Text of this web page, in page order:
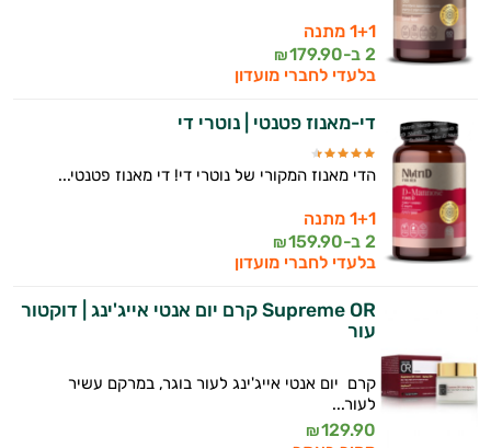
1+1 מתנה
2 ב-
179.90
₪
בלעדי לחברי מועדון
די-מאנוז פטנטי | נוטרי די
הדי מאנוז המקורי של נוטרי די! די מאנוז פטנטי...
1+1 מתנה
2 ב-
159.90
₪
בלעדי לחברי מועדון
Supreme OR קרם יום אנטי אייג'ינג | דוקטור
עור
קרם יום אנטי אייג'ינג לעור בוגר, במרקם עשיר
לעור...
129.90
₪